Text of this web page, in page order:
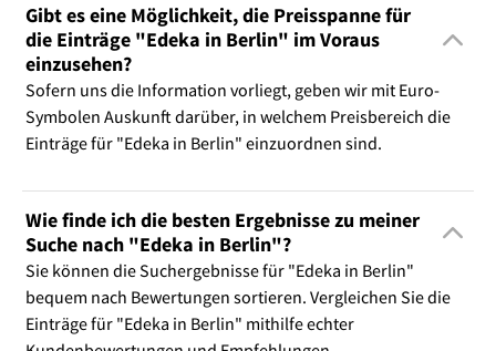
Gibt es eine Möglichkeit, die Preisspanne für
die Einträge "Edeka in Berlin" im Voraus
einzusehen?
Sofern uns die Information vorliegt, geben wir mit Euro-
Symbolen Auskunft darüber, in welchem Preisbereich die
Einträge für "Edeka in Berlin" einzuordnen sind.
Wie finde ich die besten Ergebnisse zu meiner
Suche nach "Edeka in Berlin"?
Sie können die Suchergebnisse für "Edeka in Berlin"
bequem nach Bewertungen sortieren. Vergleichen Sie die
Einträge für "Edeka in Berlin" mithilfe echter